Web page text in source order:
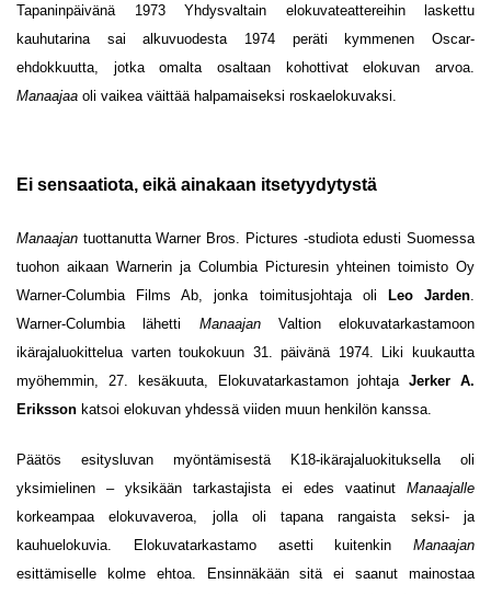
Tapaninpäivänä 1973 Yhdysvaltain elokuvateattereihin laskettu
kauhutarina sai alkuvuodesta 1974 peräti kymmenen Oscar-
ehdokkuutta, jotka omalta osaltaan kohottivat elokuvan arvoa.
Manaajaa oli vaikea väittää halpamaiseksi roskaelokuvaksi.
Ei sensaatiota, eikä ainakaan itsetyydytystä
Manaajan tuottanutta Warner Bros. Pictures -studiota edusti Suomessa
tuohon aikaan Warnerin ja Columbia Picturesin yhteinen toimisto Oy
Warner-Columbia Films Ab, jonka toimitusjohtaja oli
Leo Jarden
Warner-Columbia lähetti Manaajan Valtion elokuvatarkastamoon
ikärajaluokittelua varten toukokuun 31. päivänä 1974. Liki kuukautta
myöhemmin, 27. kesäkuuta, Elokuvatarkastamon johtajaJerker A.
Eriksson katsoi elokuvan yhdessä viiden muun henkilön kanssa.
Päätös esitysluvan myöntämisestä K18-ikärajaluokituksella oli
yksimielinen – yksikään tarkastajista ei edes vaatinut Manaajalle
korkeampaa elokuvaveroa, jolla oli tapana rangaista seksi- ja
kauhuelokuvia. Elokuvatarkastamo asetti kuitenkin Manaajan
esittämiselle kolme ehtoa. Ensinnäkään sitä ei saanut mainostaa